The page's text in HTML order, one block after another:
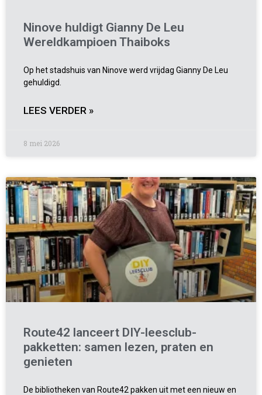
Ninove huldigt Gianny De Leu
Wereldkampioen Thaiboks
Op het stadshuis van Ninove werd vrijdag Gianny De Leu
gehuldigd.
LEES VERDER »
8 mei 2026
Route42 lanceert DIY-leesclub-
pakketten: samen lezen, praten en
genieten
De bibliotheken van Route42 pakken uit met een nieuw en